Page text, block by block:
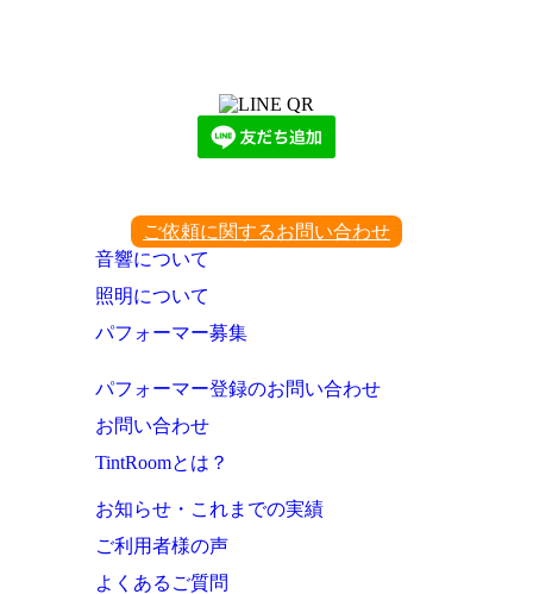
ご依頼に関するお問い合わせ
音響について
照明について
パフォーマー募集
パフォーマー登録のお問い合わせ
お問い合わせ
TintRoomとは？
お知らせ・これまでの実績
ご利用者様の声
よくあるご質問